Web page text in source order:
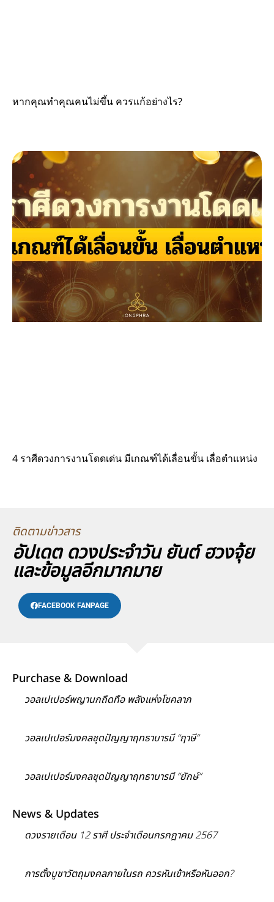
หากคุณทำคุณคนไม่ขึ้น ควรแก้อย่างไร?
4 ราศีดวงการงานโดดเด่น มีเกณฑ์ได้เลื่อนขั้น เลื่อตำแหน่ง
ติดตามข่าวสาร
อัปเดต ดวงประจำวัน ยันต์ ฮวงจุ้ย
และข้อมูลอีกมากมาย
FACEBOOK FANPAGE
Purchase & Download
วอลเปเปอร์พญานกถึดทือ พลังแห่งโชคลาภ
วอลเปเปอร์มงคลชุดปัญญาฤทธาบารมี “ฤาษี”
วอลเปเปอร์มงคลชุดปัญญาฤทธาบารมี “ยักษ์”
News & Updates
ดวงรายเดือน 12 ราศี ประจำเดือนกรกฎาคม 2567
การตั้งบูชาวัตถุมงคลภายในรถ ควรหันเข้าหรือหันออก?